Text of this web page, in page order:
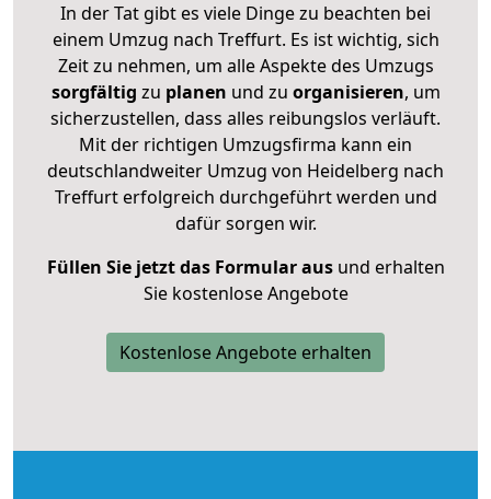
In der Tat gibt es viele Dinge zu beachten bei
einem Umzug nach Treffurt. Es ist wichtig, sich
Zeit zu nehmen, um alle Aspekte des Umzugs
sorgfältig zu planen und zu organisieren, um
sicherzustellen, dass alles reibungslos verläuft.
Mit der richtigen Umzugsfirma kann ein
deutschlandweiter Umzug von Heidelberg nach
Treffurt erfolgreich durchgeführt werden und
dafür sorgen wir.
Füllen Sie jetzt das Formular ausund erhalten
Sie kostenlose Angebote
Kostenlose Angebote erhalten